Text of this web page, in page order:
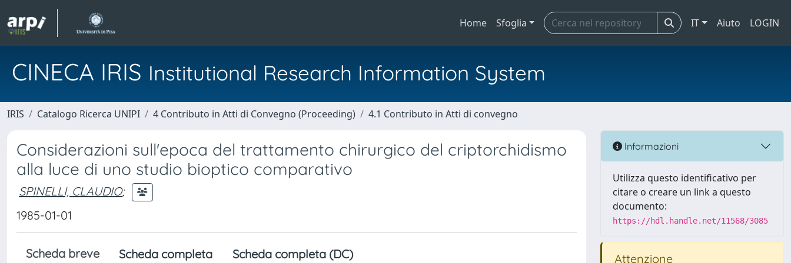
Home Sfoglia IT Aiuto LOGIN
CINECA IRIS Institutional Research Information System
IRIS Catalogo Ricerca UNIPI 4 Contributo in Atti di Convegno (Proceeding) 4.1 Contributo in Atti di convegno
Considerazioni sull'epoca del trattamento chirurgico del criptorchidismo
alla luce di uno studio bioptico comparativo
SPINELLI, CLAUDIO;
1985-01-01
Scheda breve Scheda completa Scheda completa (DC)
Informazioni
Utilizza questo identificativo per
citare o creare un link a questo
documento:
https://hdl.handle.net/11568/3085
Attenzione